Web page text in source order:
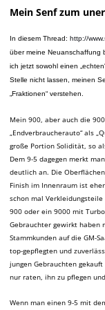
Mein Senf zum
In diesem Thread: http://
über meine Neuanschaffung
ich jetzt sowohl einen
Stelle nicht lassen, meinen
„Fraktionen“ verstehen.
Mein 900, aber auch die
„Endverbraucherauto“ als
große Portion Solidität, so
Dem 9-5 dagegen merkt
deutlich an. Die
Finish im Innenraum ist
schon mal
900 oder ein 9000 mit
Gebrauchter gewirkt haben
Stammkunden auf die GM-
top-gepflegten und
jungen Gebrauchten
nur raten, ihn zu pflegen
Wenn man einen 9-5 mit